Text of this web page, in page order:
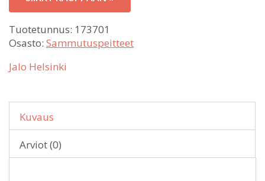
Tuotetunnus: 173701
Osasto: Sammutuspeitteet
Jalo Helsinki
Kuvaus
Arviot (0)